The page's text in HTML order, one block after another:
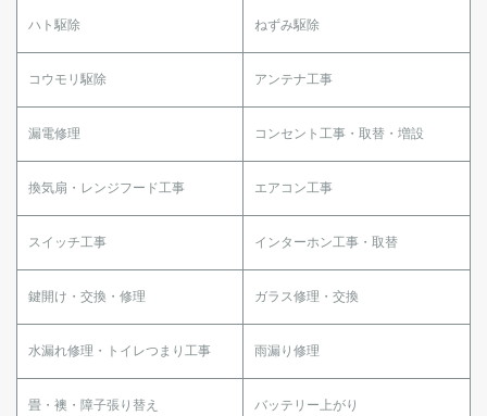
ハト駆除 ねずみ駆除
コウモリ駆除 アンテナ工事
漏電修理 コンセント工事・取替・増設
換気扇・レンジフード工事 エアコン工事
スイッチ工事 インターホン工事・取替
鍵開け・交換・修理 ガラス修理・交換
水漏れ修理・トイレつまり工事 雨漏り修理
畳・襖・障子張り替え バッテリー上がり